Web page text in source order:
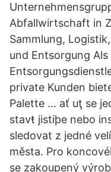
Abfallwirtschaft in
Sammlung,
und Entsorgung
private Kunden
Palette … ať uţ se
stavŧ jistiþe nebo
sledovat z jedné
města. Pro
se zakoupený